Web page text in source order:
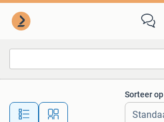
Alle afstanden…
Sorteer op